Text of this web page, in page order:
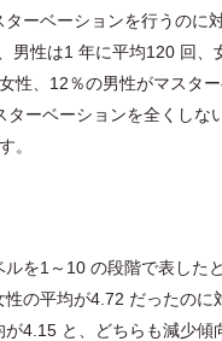
ーベーションを行うのに
男性は1 年に平均120 回、
性、12％の男性がマスタ
ーベーションを全くしな
。
を1～10 の段階で表した
の平均が4.72 だったのに
4.15 と、どちらも減少傾